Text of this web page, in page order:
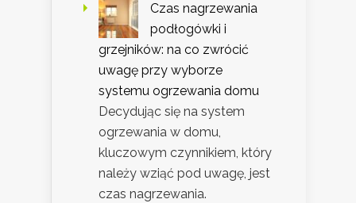
Czas nagrzewania
podłogówki i
grzejników: na co zwrócić
uwagę przy wyborze
systemu ogrzewania domu
Decydując się na system
ogrzewania w domu,
kluczowym czynnikiem, który
należy wziąć pod uwagę, jest
czas nagrzewania.